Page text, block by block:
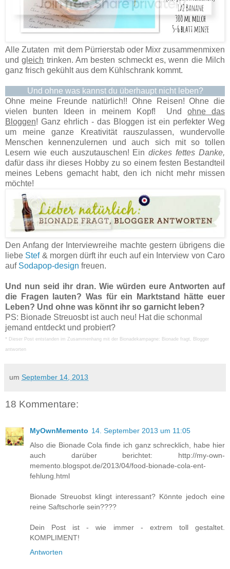
Alle Zutaten mit dem Pürrierstab oder Mixr zusammenmixen
undgleich trinken. Am besten schmeckt es, wenn die Milch
ganz frisch gekühlt aus dem Kühlschrank kommt.
Und ohne was kannst du überhaupt nicht leben?
Ohne meine Freunde natürlich!! Ohne Reisen! Ohne die
vielen bunten Ideen in meinem Kopf! Undohne das
Bloggen! Ganz ehrlich - das Bloggen ist ein perfekter Weg
um meine ganze Kreativität rauszulassen, wundervolle
Menschen kennenzulernen und auch sich mit so tollen
Lesern wie euch auszutauschen! Eindickes fettes Danke,
dafür dass ihr dieses Hobby zu so einem festen Bestandteil
meines Lebens gemacht habt, den ich nicht mehr missen
möchte!
Den Anfang der Interviewreihe machte gestern übrigens die
liebe Stef& morgen dürft ihr euch auf ein Interview von Caro
auf Sodapop-design freuen.
Und nun seid ihr dran. Wie würden eure Antworten auf
die Fragen lauten? Was für ein Marktstand hätte euer
Leben? Und ohne was könnt ihr so garnicht leben?
PS: Bionade Streuosbt ist auch neu! Hat die schonmal
jemand entdeckt und probiert?
* Dieser Post entstanden im Zusammenhang mit der Bionadekampagne: Bionade fragt, Blogger
antworten
um September 14, 2013
18 Kommentare:
MyOwnMemento 14. September 2013 um 11:05
Also die Bionade Cola finde ich ganz schrecklich, habe hier
auch darüber berichtet: http://my-own-
memento.blogspot.de/2013/04/food-bionade-cola-ent-
fehlung.html
Bionade Streuobst klingt interessant? Könnte jedoch eine
reine Saftschorle sein????
Dein Post ist - wie immer - extrem toll gestaltet.
KOMPLIMENT!
Antworten